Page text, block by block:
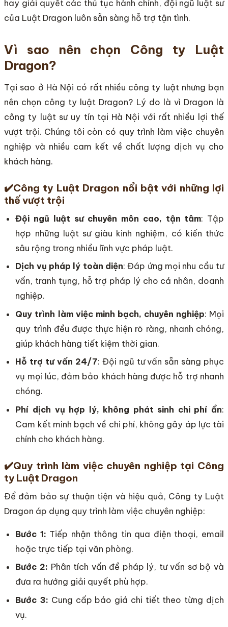
hay giải quyết các thủ tục hành chính, đội ngũ luật sư
của Luật Dragon luôn sẵn sàng hỗ trợ tận tình.
Vì sao nên chọn Công ty Luật
Dragon?
Tại sao ở Hà Nội có rất nhiều công ty luật nhưng bạn
nên chọn công ty luật Dragon? Lý do là vì Dragon là
công ty luật sư uy tín tại Hà Nội với rất nhiều lợi thế
vượt trội. Chúng tôi còn có quy trình làm việc chuyên
nghiệp và nhiều cam kết về chất lượng dịch vụ cho
khách hàng.
✔️Công ty Luật Dragon nổi bật với những lợi
thế vượt trội
Đội ngũ luật sư chuyên môn cao, tận tâm: Tập
hợp những luật sư giàu kinh nghiệm, có kiến thức
sâu rộng trong nhiều lĩnh vực pháp luật.
Dịch vụ pháp lý toàn diện: Đáp ứng mọi nhu cầu tư
vấn, tranh tụng, hỗ trợ pháp lý cho cá nhân, doanh
nghiệp.
Quy trình làm việc minh bạch, chuyên nghiệp: Mọi
quy trình đều được thực hiện rõ ràng, nhanh chóng,
giúp khách hàng tiết kiệm thời gian.
Hỗ trợ tư vấn 24/7: Đội ngũ tư vấn sẵn sàng phục
vụ mọi lúc, đảm bảo khách hàng được hỗ trợ nhanh
chóng.
Phí dịch vụ hợp lý, không phát sinh chi phí ẩn:
Cam kết minh bạch về chi phí, không gây áp lực tài
chính cho khách hàng.
✔️Quy trình làm việc chuyên nghiệp tại Công
ty Luật Dragon
Để đảm bảo sự thuận tiện và hiệu quả, Công ty Luật
Dragon áp dụng quy trình làm việc chuyên nghiệp:
Bước 1: Tiếp nhận thông tin qua điện thoại, email
hoặc trực tiếp tại văn phòng.
Bước 2: Phân tích vấn đề pháp lý, tư vấn sơ bộ và
đưa ra hướng giải quyết phù hợp.
Bước 3: Cung cấp báo giá chi tiết theo từng dịch
vụ.